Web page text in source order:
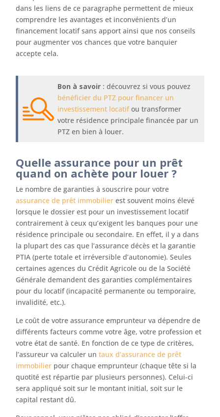
dans les liens de ce paragraphe permettent de mieux
comprendre les avantages et inconvénients d’un
financement locatif sans apport ainsi que nos conseils
pour augmenter vos chances que votre banquier
accepte cela.
Bon à savoir : découvrez si vous pouvez
bénéficier du PTZ pour financer un
investissement locatifou transformer
votre résidence principale financée par un
PTZ en bien à louer.
Quelle assurance pour un prêt
quand on achète pour louer ?
Le nombre de garanties à souscrire pour votre
assurance de prêt immobilier est souvent moins élevé
lorsque le dossier est pour un investissement locatif
contrairement à ceux qu’exigent les banques pour une
résidence principale ou secondaire. En effet, il y a dans
la plupart des cas que l’assurance décès et la garantie
PTIA (perte totale et irréversible d’autonomie). Seules
certaines agences du Crédit Agricole ou de la Société
Générale demandent des garanties complémentaires
pour du locatif (incapacité permanente ou temporaire,
invalidité, etc.).
Le coût de votre assurance emprunteur va dépendre de
différents facteurs comme votre âge, votre profession et
votre état de santé. En fonction de ce type de critères,
l’assureur va calculer untaux d’assurance de prêt
immobilier pour chaque emprunteur (chaque tête si la
quotité est répartie par plusieurs personnes). Celui-ci
sera appliqué soit sur le montant initial, soit sur le
capital restant dû.